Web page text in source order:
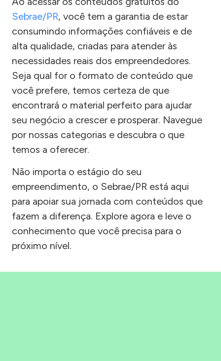
Sebrae/PR, você tem a garantia de estar
consumindo informações confiáveis e de
alta qualidade, criadas para atender às
necessidades reais dos empreendedores.
Seja qual for o formato de conteúdo que
você prefere, temos certeza de que
encontrará o material perfeito para ajudar
seu negócio a crescer e prosperar. Navegue
por nossas categorias e descubra o que
temos a oferecer.
Não importa o estágio do seu
empreendimento, o Sebrae/PR está aqui
para apoiar sua jornada com conteúdos que
fazem a diferença. Explore agora e leve o
conhecimento que você precisa para o
próximo nível.